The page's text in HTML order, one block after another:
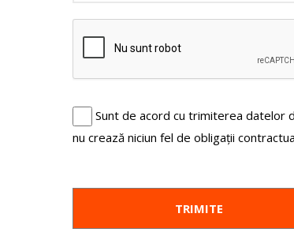
Sunt de acord cu trimiterea datelor
nu crează niciun fel de obligații